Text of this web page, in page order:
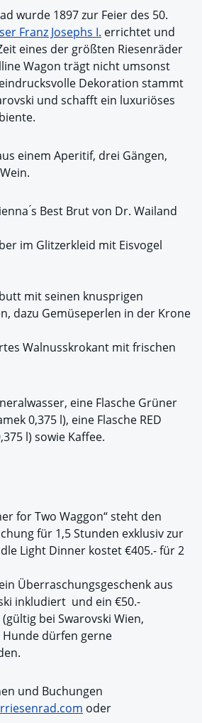
wurde 1897 zur Feier des 50.
Franz Josephs I. errichtet und
eines der größten Riesenräder
Wagon trägt nicht umsonst
Dekoration stammt
und schafft ein luxuriöses
einem Aperitif, drei Gängen,
́s Best Brut von Dr. Wailand
im Glitzerkleid mit Eisvogel
mit seinen knusprigen
dazu Gemüseperlen in der Krone
Walnusskrokant mit frischen
eine Flasche Grüner
0,375 l), eine Flasche RED
l) sowie Kaffee.
for Two Waggon“ steht den
für 1,5 Stunden exklusiv zur
Light Dinner kostet €405.- für 2
Überraschungsgeschenk aus
inkludiert und ein €50.-
bei Swarovski Wien,
dürfen gerne
und Buchungen
oder